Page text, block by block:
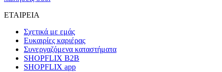
ΕΤΑΙΡΕΙΑ
Σχετικά με εμάς
Ευκαιρίες καριέρας
Συνεργαζόμενα καταστήματα
SHOPFLIX B2B
SHOPFLIX app